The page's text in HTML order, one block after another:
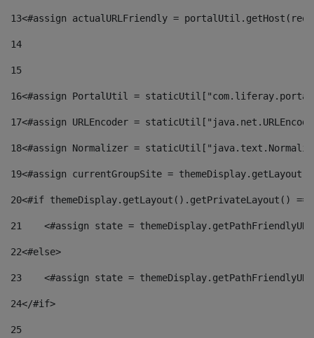
13<#assign actualURLFriendly =
14
15
16<#assign PortalUtil =
17<#assign URLEncoder =
18<#assign Normalizer =
19<#assign currentGroupSite =
20<#if themeDisplay.getLayout().getPrivateLayout()
21
<#assign state =
22<#else>
23
<#assign state =
24</#if>
25